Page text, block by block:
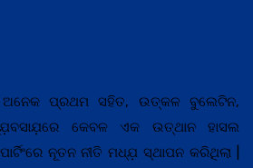
ଅନେକ ପ୍ରଥମ ସହିତ, ଉତ୍କଳ ବୁଲେଟିନ,
କେବଳ ଏକ ଉତ୍ଥାନ ହାସଲ
ନୂତନ ନୀତି ମଧ୍ଯ଼ ସ୍ଥାପନ କରିଥିଲା |